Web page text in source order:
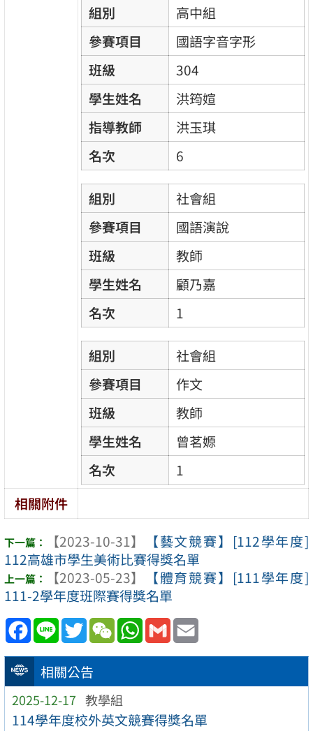
相關公告
2025-12-17 教學組
114學年度校外英文競賽得獎名單
組別
高中組
參賽項目
國語字音字形
班級
304
學生姓名
洪筠媗
指導教師
洪玉琪
名次
6
組別
社會組
參賽項目
國語演說
班級
教師
學生姓名
顧乃嘉
名次
1
組別
社會組
參賽項目
作文
班級
教師
學生姓名
曾茗嫄
名次
1
相關附件
【2023-10-31】
【藝文競賽】[112學年度]
112高雄市學生美術比賽得獎名單
【2023-05-23】
【體育競賽】[111學年度]
111-2學年度班際賽得獎名單
Facebook
Line TwitterWeChatWhatsApp
Gmail